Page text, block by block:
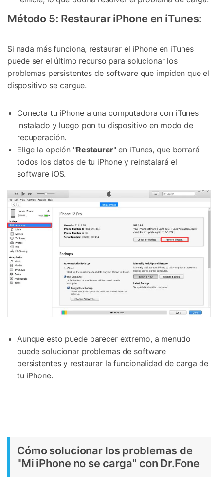
Método 5: Restaurar iPhone en iTunes:
Si nada más funciona, restaurar el iPhone en iTunes
puede ser el último recurso para solucionar los
problemas persistentes de software que impiden que el
dispositivo se cargue.
Conecta tu iPhone a una computadora con iTunes
instalado y luego pon tu dispositivo en modo de
recuperación.
Elige la opción "Restaurar" en iTunes, que borrará
todos los datos de tu iPhone y reinstalará el
software iOS.
Aunque esto puede parecer extremo, a menudo
puede solucionar problemas de software
persistentes y restaurar la funcionalidad de carga de
tu iPhone.
Cómo solucionar los problemas de
"Mi iPhone no se carga" con Dr.Fone
+50M usuarios y +17 años de confianza
Tecnología IA: sin conocimientos técnicos
Abrir App Prueba Online